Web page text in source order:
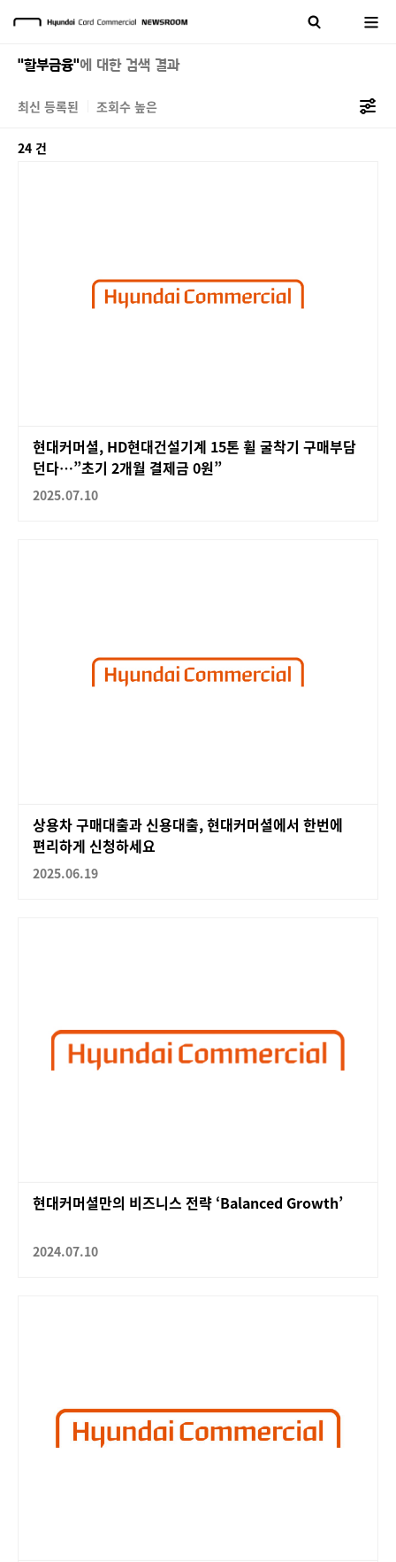
"할부금융"에 대한 검색 결과
최신 등록된 조회수 높은
24 건
현대커머셜, HD현대건설기계 15톤 휠 굴착기 구매부담
던다…”초기 2개월 결제금 0원”
2025.07.10
상용차 구매대출과 신용대출, 현대커머셜에서 한번에
편리하게 신청하세요
2025.06.19
현대커머셜만의 비즈니스 전략 ‘Balanced Growth’
2024.07.10